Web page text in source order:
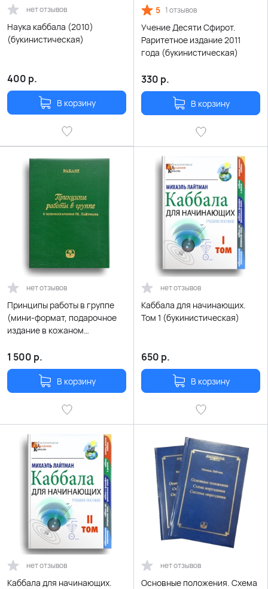
нет отзывов
Наука каббала (2010)
(букинистическая)
400 р.
В корзину
5 1 отзывов
Учение Десяти Сфирот.
Раритетное издание 2011
года (букинистическая)
330 р.
В корзину
нет отзывов
Принципы работы в группе
(мини-формат, подарочное
издание в кожаном
1 500 р.
В корзину
нет отзывов
Каббала для начинающих.
Том 1 (букинистическая)
650 р.
В корзину
нет отзывов
Каббала для начинающих.
нет отзывов
Основные положения. Схема